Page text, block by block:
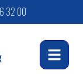
32 00